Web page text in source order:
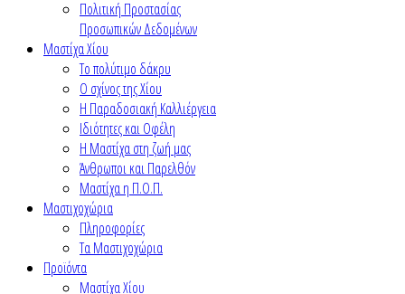
Πολιτική Προστασίας
Προσωπικών Δεδομένων
Μαστίχα Χίου
Το πολύτιμο δάκρυ
Ο σχίνος της Χίου
Η Παραδοσιακή Καλλιέργεια
Ιδιότητες και Οφέλη
Η Μαστίχα στη ζωή μας
Άνθρωποι και Παρελθόν
Μαστίχα η Π.Ο.Π.
Μαστιχοχώρια
Πληροφορίες
Τα Μαστιχοχώρια
Προϊόντα
Μαστίχα Χίου